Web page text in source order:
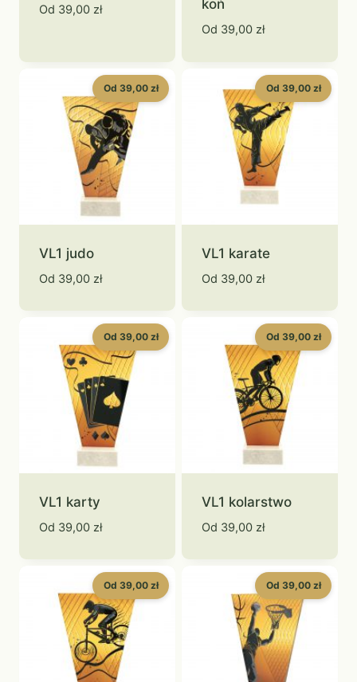
Od 39,00 zł koń
Od 39,00 zł
Od 39,00 zł
VL1 judo
Od 39,00 zł
Od 39,00 zł
VL1 karate
Od 39,00 zł
Od 39,00 zł
VL1 karty
Od 39,00 zł
Od 39,00 zł
VL1 kolarstwo
Od 39,00 zł
Od 39,00 zł Od 39,00 zł